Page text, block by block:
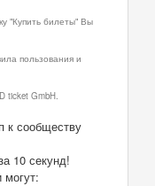
"Купить билеты" Вы
пользования и
ticket GmbH.
к сообществу
10 секунд!
могут: